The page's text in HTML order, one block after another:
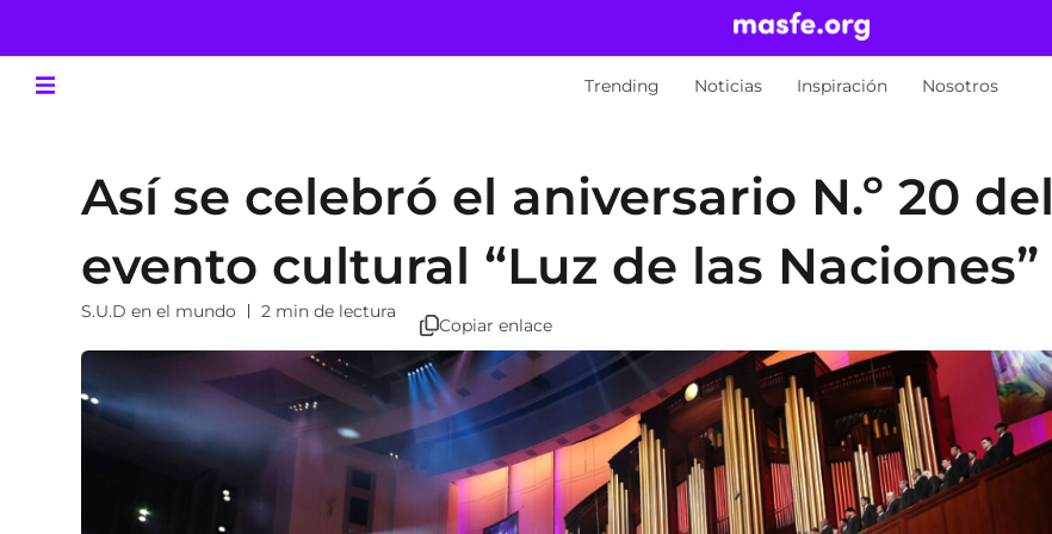
Trending Noticias Inspiración Nosotros
Así se celebró el aniversario N.º 20 del
evento cultural “Luz de las Naciones”
S.U.D en el mundo 2 min de lectura
Copiar enlace